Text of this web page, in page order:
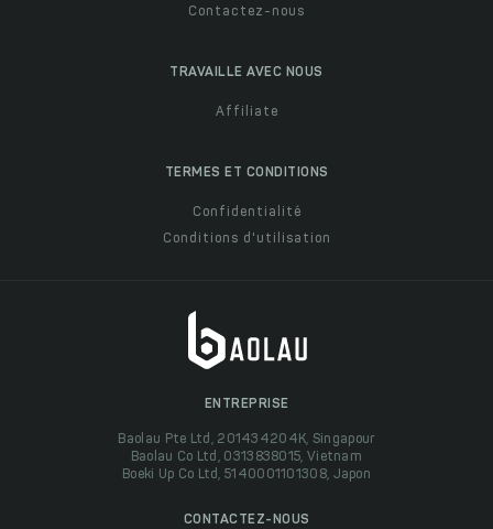
Contactez-nous
TRAVAILLE AVEC NOUS
Affiliate
TERMES ET CONDITIONS
Confidentialité
Conditions d'utilisation
ENTREPRISE
Baolau Pte Ltd, 201434204K, Singapour
Baolau Co Ltd, 0313838015, Vietnam
Boeki Up Co Ltd, 5140001101308, Japon
CONTACTEZ-NOUS